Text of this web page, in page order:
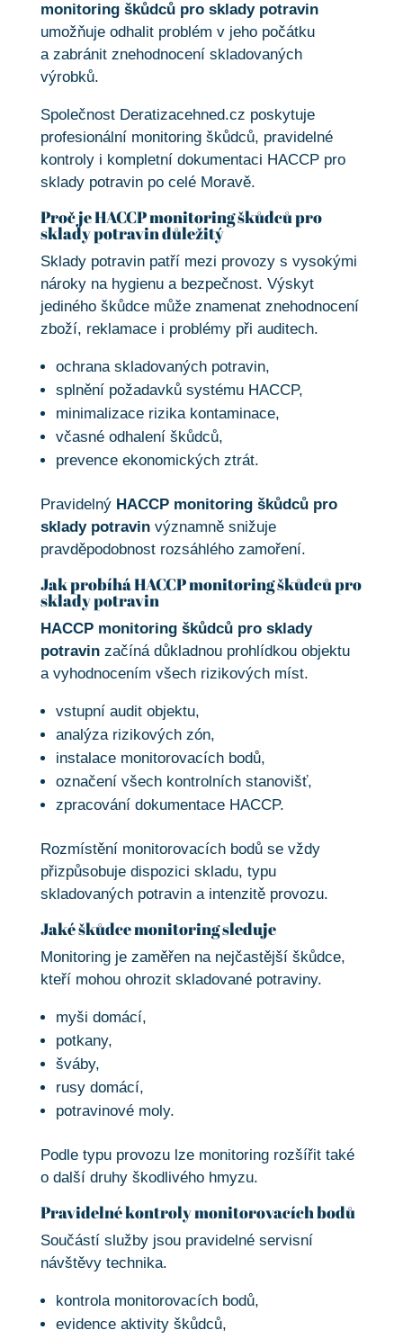
monitoring škůdců pro sklady potravin
umožňuje odhalit problém v jeho počátku
a zabránit znehodnocení skladovaných
výrobků.
Společnost Deratizacehned.cz poskytuje
profesionální monitoring škůdců, pravidelné
kontroly i kompletní dokumentaci HACCP pro
sklady potravin po celé Moravě.
Proč je HACCP monitoring škůdců pro
sklady potravin důležitý
Sklady potravin patří mezi provozy s vysokými
nároky na hygienu a bezpečnost. Výskyt
jediného škůdce může znamenat znehodnocení
zboží, reklamace i problémy při auditech.
ochrana skladovaných potravin,
splnění požadavků systému HACCP,
minimalizace rizika kontaminace,
včasné odhalení škůdců,
prevence ekonomických ztrát.
Pravidelný HACCP monitoring škůdců pro
sklady potravinvýznamně snižuje
pravděpodobnost rozsáhlého zamoření.
Jak probíhá HACCP monitoring škůdců pro
sklady potravin
HACCP monitoring škůdců pro sklady
potravinzačíná důkladnou prohlídkou objektu
a vyhodnocením všech rizikových míst.
vstupní audit objektu,
analýza rizikových zón,
instalace monitorovacích bodů,
označení všech kontrolních stanovišť,
zpracování dokumentace HACCP.
Rozmístění monitorovacích bodů se vždy
přizpůsobuje dispozici skladu, typu
skladovaných potravin a intenzitě provozu.
Jaké škůdce monitoring sleduje
Monitoring je zaměřen na nejčastější škůdce,
kteří mohou ohrozit skladované potraviny.
myši domácí,
potkany,
šváby,
rusy domácí,
potravinové moly.
Podle typu provozu lze monitoring rozšířit také
o další druhy škodlivého hmyzu.
Pravidelné kontroly monitorovacích bodů
Součástí služby jsou pravidelné servisní
návštěvy technika.
kontrola monitorovacích bodů,
evidence aktivity škůdců,